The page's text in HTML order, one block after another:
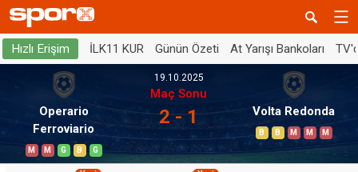
Hızlı Erişim İLK11 KUR Günün Özeti At Yarışı Bankoları
Operario
Ferroviario
M M G B G
19.10.2025
Maç Sonu
2 - 1 Volta Redonda
B B M M M